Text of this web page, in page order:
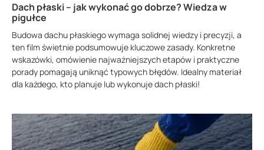
Dach płaski – jak wykonać go dobrze? Wiedza w
pigułce
Budowa dachu płaskiego wymaga solidnej wiedzy i precyzji, a
ten film świetnie podsumowuje kluczowe zasady. Konkretne
wskazówki, omówienie najważniejszych etapów i praktyczne
porady pomagają uniknąć typowych błędów. Idealny materiał
dla każdego, kto planuje lub wykonuje dach płaski!